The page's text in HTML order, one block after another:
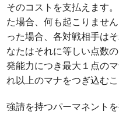
そのコストを支払えます
た場合、何も起こりませ
った場合、各対戦相手は
なたはそれに等しい点数
発能力につき最大１点の
れ以上のマナをつぎ込むこ
強請を持つパーマネント